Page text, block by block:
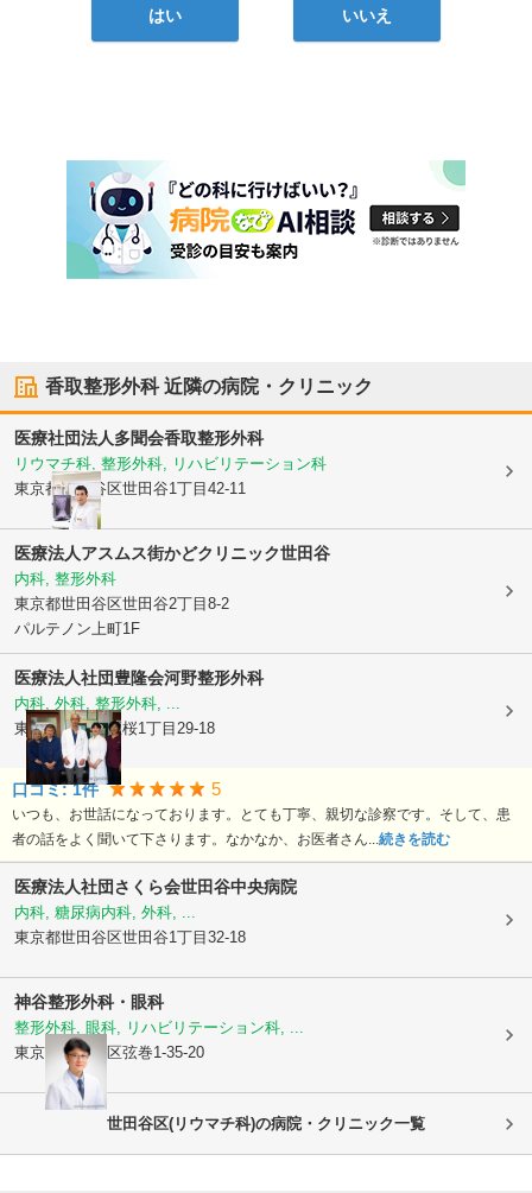
はい いいえ
香取整形外科近隣の病院・クリニック
医療社団法人多聞会香取整形外科
リウマチ科, 整形外科, リハビリテーション科
東京都世田谷区世田谷1丁目42-11
医療法人アスムス街かどクリニック世田谷
内科, 整形外科
東京都世田谷区世田谷2丁目8-2
パルテノン上町1F
医療法人社団豊隆会河野整形外科
内科, 外科, 整形外科, ...
東京都世田谷区桜1丁目29-18
口コミ:1件 5
いつも、お世話になっております。とても丁寧、親切な診察です。そして、患
者の話をよく聞いて下さります。なかなか、お医者さん... 続きを読む
医療法人社団さくら会世田谷中央病院
内科, 糖尿病内科, 外科, ...
東京都世田谷区世田谷1丁目32-18
神谷整形外科・眼科
整形外科, 眼科, リハビリテーション科, ...
東京都世田谷区弦巻1-35-20
世田谷区(リウマチ科)の病院・クリニック一覧